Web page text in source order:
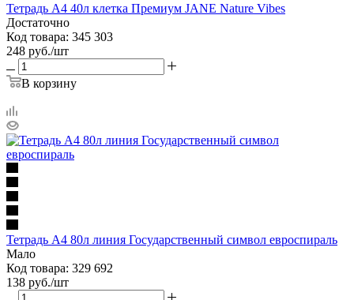
Тетрадь А4 40л клетка Премиум JANE Nature Vibes
Достаточно
Код товара: 345 303
248 руб./шт
В корзину
Тетрадь А4 80л линия Государственный символ евроспираль
Мало
Код товара: 329 692
138 руб./шт